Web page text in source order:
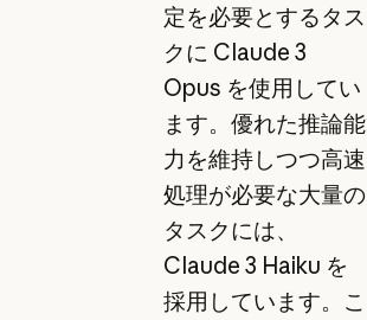
定を必要とするタス
クに Claude 3
Opus を使用してい
ます。優れた推論能
力を維持しつつ高速
処理が必要な大量の
タスクには、
Claude 3 Haiku を
採用しています。こ